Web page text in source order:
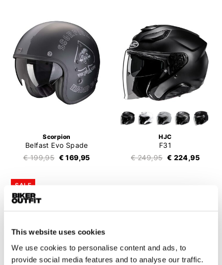
This website uses cookies
We use cookies to personalise content and ads, to
provide social media features and to analyse our traffic.
Scorpion
Belfast Evo Spade
€ 199,95 € 169,95
HJC
F31
€ 249,95 € 224,95
SALE